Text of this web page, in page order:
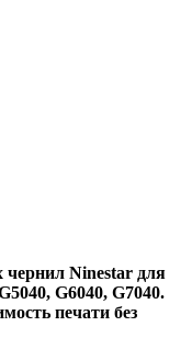
Ninestar для
G6040, G7040.
печати без